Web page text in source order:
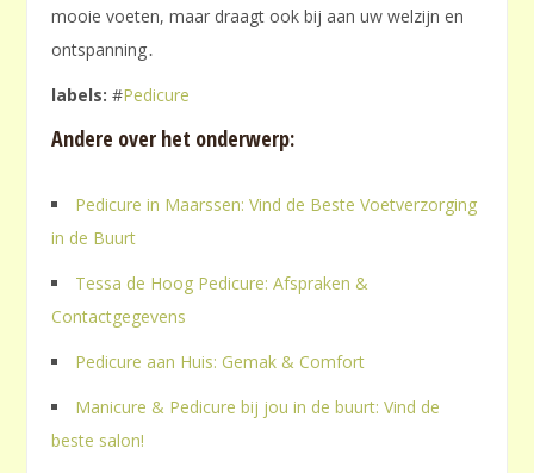
mooie voeten, maar draagt ook bij aan uw welzijn en
ontspanning․
labels: #Pedicure
Andere over het onderwerp:
Pedicure in Maarssen: Vind de Beste Voetverzorging
in de Buurt
Tessa de Hoog Pedicure: Afspraken &
Contactgegevens
Pedicure aan Huis: Gemak & Comfort
Manicure & Pedicure bij jou in de buurt: Vind de
beste salon!